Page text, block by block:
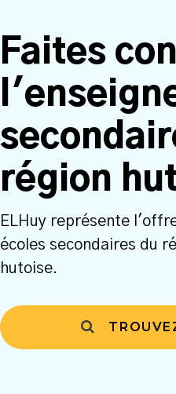
Faites
région
ELHuy représente
écoles secondaires du
hutoise.